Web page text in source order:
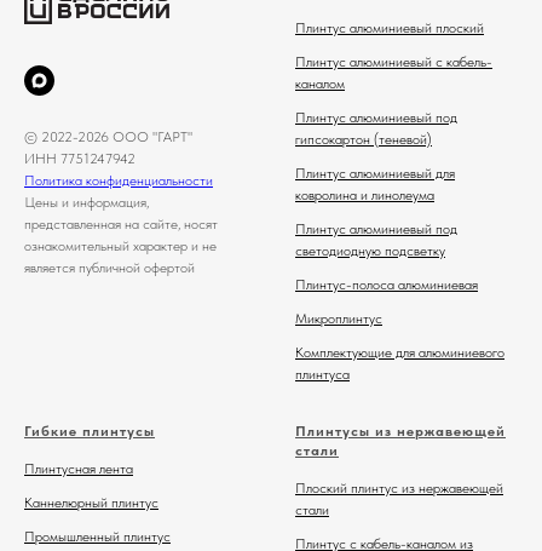
© 2022-2026 ООО "ГАРТ"
ИНН 7751247942
Политика конфиденциальности
Цены и информация,
представленная на сайте, носят
ознакомительный характер и не
является публичной офертой
Плинтус алюминиевый плоский
Плинтус алюминиевый с кабель-
каналом
Плинтус алюминиевый под
гипсокартон (теневой)
Плинтус алюминиевый для
ковролина и линолеума
Плинтус алюминиевый под
светодиодную подсветку
Плинтус-полоса алюминиевая
Микроплинтус
Комплектующие для алюминиевого
плинтуса
Гибкие плинтусы
Плинтусная лента
Каннелюрный плинтус
Промышленный плинтус
Плинтусы из нержавеющей
стали
Плоский плинтус из нержавеющей
стали
Плинтус с кабель-каналом из